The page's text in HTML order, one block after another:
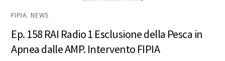
FIPIA,NEWS
Ep. 158 RAI Radio 1 Esclusione della Pesca in
Apnea dalle AMP. Intervento FIPIA